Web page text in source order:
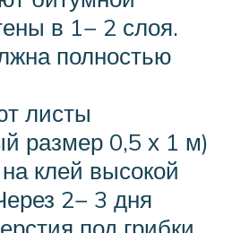
в 1− 2 слоя.
полностью
листы
размер 0,5 х 1 м)
клей высокой
2− 3 дня